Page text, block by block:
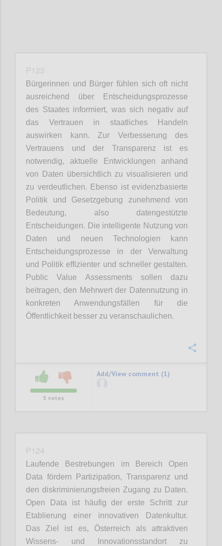
P123
Bürgerinnen und Bürger fühlen sich oft nicht
ausreichend über Entscheidungsprozesse
des Staates informiert, was sich negativ auf
das Vertrauen in staatliches Handeln
auswirken kann. Zur Verbesserung des
Vertrauens und der Transparenz ist es
notwendig, aktuelle Entwicklungen anhand
von Daten übersichtlich zu visualisieren und
zu verdeutlichen. Ebenso ist evidenzbasierte
Politik und Gesetzgebung zunehmend von
Bedeutung, also datengestützte
Entscheidungen. Die intelligente Nutzung von
Daten und neuen Technologien kann
Entscheidungsprozesse in der Verwaltung
und Politik effizienter und schneller gestalten.
Public Value Assessments sollen dazu
beitragen, den Mehrwert der Datennutzung in
konkreten Anwendungsfällen für die
Öffentlichkeit besser zu veranschaulichen.
5 votes
Add/View comment (1)
P124
Laufende Bestrebungen im Bereich Open
Data fördern Partizipation, Transparenz und
den diskriminierungsfreien Zugang zu Daten.
Open Data ist häufig der erste Schritt zur
Etablierung einer innovativen Datenkultur.
Das Ziel ist es, Österreich als attraktiven
Wissens- und Innovationsstandort zu